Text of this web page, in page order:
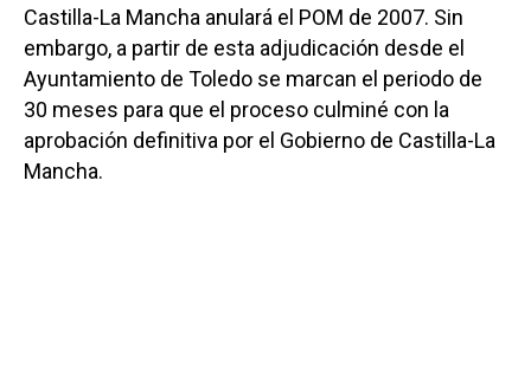
Castilla-La Mancha anulará el POM de 2007. Sin
embargo, a partir de esta adjudicación desde el
Ayuntamiento de Toledo se marcan el periodo de
30 meses para que el proceso culminé con la
aprobación definitiva por el Gobierno de Castilla-La
Mancha.